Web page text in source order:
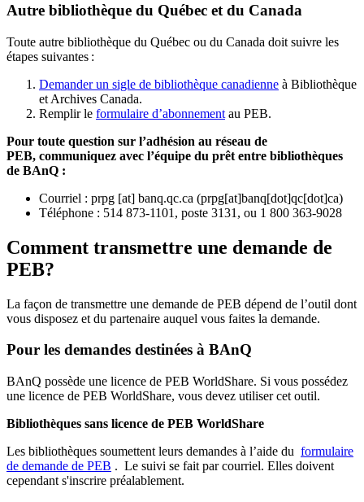
Autre bibliothèque du Québec et du Canada
Toute autre bibliothèque du Québec ou du Canada doit suivre les
étapes suivantes :
Demander un sigle de bibliothèque canadienne à Bibliothèque
et Archives Canada.
Remplir le formulaire d’abonnement au PEB.
Pour toute question sur l’adhésion au réseau de
PEB, communiquez avec l’équipe du prêt entre bibliothèques
de BAnQ :
Courriel : prpg [at] banq.qc.ca (prpg[at]banq[dot]qc[dot]ca)
Téléphone : 514 873-1101, poste 3131, ou 1 800 363-9028
Comment transmettre une demande de
PEB?
La façon de transmettre une demande de PEB dépend de l’outil dont
vous disposez et du partenaire auquel vous faites la demande.
Pour les demandes destinées à BAnQ
BAnQ possède une licence de PEB WorldShare. Si vous possédez
une licence de PEB WorldShare, vous devez utiliser cet outil.
Bibliothèques sans licence de PEB WorldShare
Les bibliothèques soumettent leurs demandes à l’aide du formulaire
de demande de PEB . Le suivi se fait par courriel. Elles doivent
cependant s'inscrire préalablement.